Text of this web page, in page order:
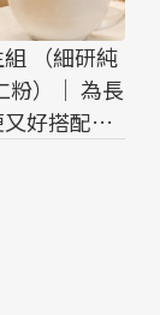
組 （細研純
粉）｜ 為長
好搭配的